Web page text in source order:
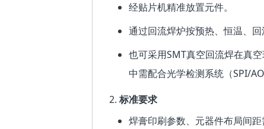
经贴片机精准放置元件。
通过回流焊炉按预热、恒温、回
也可采用SMT真空回流焊在真
中需配合光学检测系统（SPI/
标准要求
焊膏印刷参数、元器件布局间距